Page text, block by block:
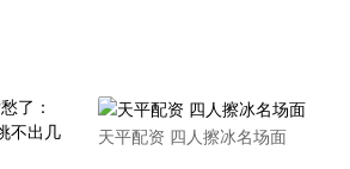
天平配资 四人擦冰名场面